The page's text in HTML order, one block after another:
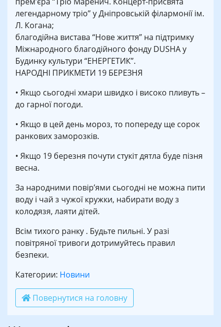
легендарному тріо” у Дніпровській філармонії ім.
Л. Когана;
благодійна вистава “Нове життя” на підтримку
Міжнародного благодійного фонду DUSHA у
Будинку культури “ЕНЕРГЕТИК”.
НАРОДНІ ПРИКМЕТИ 19 БЕРЕЗНЯ
• Якщо сьогодні хмари швидко і високо пливуть –
до гарної погоди.
• Якщо в цей день мороз, то попереду ще сорок
ранкових заморозків.
• Якщо 19 березня почути стукіт дятла буде пізня
весна.
За народними повір’ями сьогодні не можна пити
воду і чай з чужої кружки, набирати воду з
колодязя, лаяти дітей.
Всім тихого ранку . Будьте пильні. У разі
повітряної тривоги дотримуйтесь правил
безпеки.
Категории: Новини
Повернутися на головну